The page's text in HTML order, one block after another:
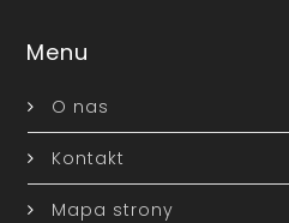
Menu
O nas
Kontakt
Mapa strony